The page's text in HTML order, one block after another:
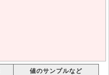
値のサンプルなど